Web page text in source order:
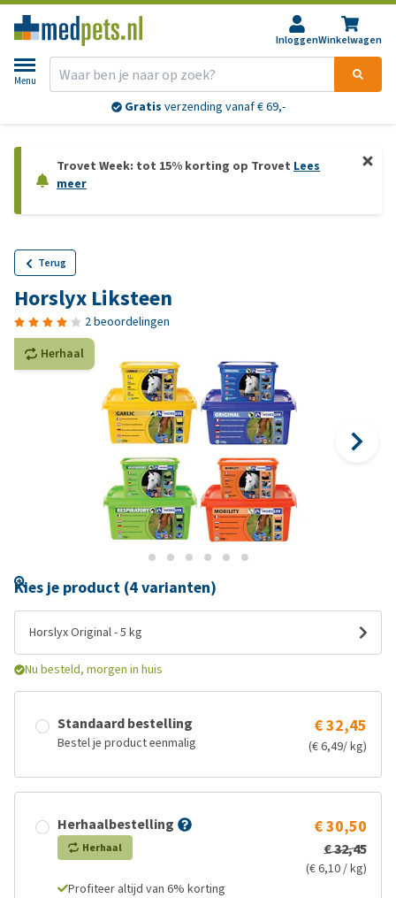
InloggenWinkelwagen
Menu
Gratis verzending vanaf € 69,-
Trovet Week: tot 15% korting op Trovet Lees
meer
Terug
Horslyx Liksteen
2 beoordelingen
Herhaal
Kies je product (4 varianten)
Horslyx Original - 5 kg
Nu besteld, morgen in huis
Standaard bestelling
Bestel je product eenmalig
€ 32,45
(€ 6,49/ kg)
Herhaalbestelling
Herhaal
€ 30,50
€ 32,45
(€ 6,10 / kg)
Profiteer altijd van 6% korting